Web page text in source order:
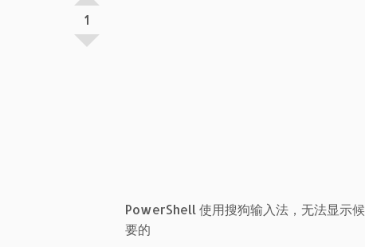
1
PowerShell 使用搜狗输入法，无法显示
要的